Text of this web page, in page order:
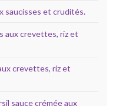
saucisses et crudités.
aux crevettes, riz et
crevettes, riz et
sauce crémée aux